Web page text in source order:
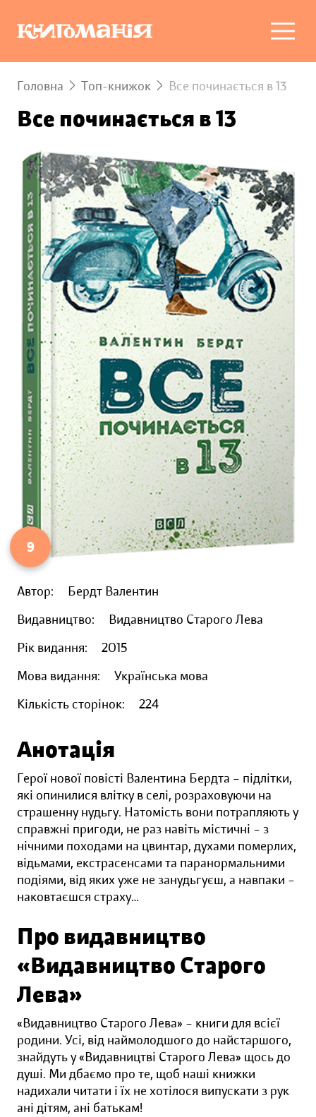
Головна Топ-книжок Все починається в 13
Все починається в 13
Автор:
Бердт Валентин
Видавництво:
Видавництво Старого Лева
Рік видання:
2015
Мова видання:
Українська мова
Кількість сторінок:
224
Анотація
Герої нової повісті Валентина Бердта – підлітки,
які опинилися влітку в селі, розраховуючи на
страшенну нудьгу. Натомість вони потрапляють у
справжні пригоди, не раз навіть містичні – з
нічними походами на цвинтар, духами померлих,
відьмами, екстрасенсами та паранормальними
подіями, від яких уже не занудьгуєш, а навпаки –
наковтаєшся страху…
Про видавництво
«Видавництво Старого
Лева»
«Видавництво Старого Лева» – книги для всієї
родини. Усі, від наймолодшого до найстаршого,
знайдуть у «Видавництві Старого Лева» щось до
душі. Ми дбаємо про те, щоб наші книжки
надихали читати і їх не хотілося випускати з рук
ані дітям, ані батькам!
9